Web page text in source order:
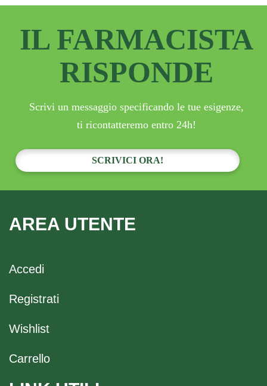
IL FARMACISTA
RISPONDE
Scrivi un messaggio specificando le tue esigenze,
ti ricontatteremo entro 24h!
SCRIVICI ORA!
AREA UTENTE
Accedi
Registrati
Wishlist
Carrello